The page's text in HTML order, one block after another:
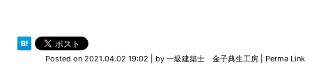
Posted on 2021.04.02 19:02 by 一級建築士 金子典生工房 Perma Link